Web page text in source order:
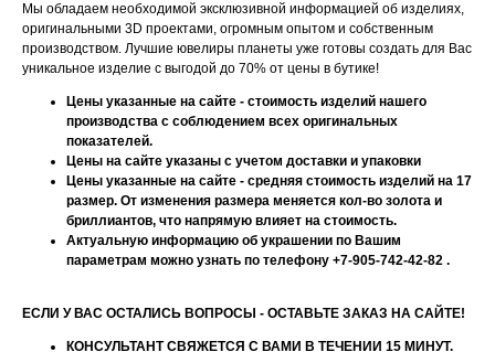
Мы обладаем необходимой эксклюзивной информацией об изделиях,
оригинальными 3D проектами, огромным опытом и собственным
производством. Лучшие ювелиры планеты уже готовы создать для Вас
уникальное изделие с выгодой до 70% от цены в бутике!
Цены указанные на сайте - стоимость изделий нашего
производства с соблюдением всех оригинальных
показателей.
Цены на сайте указаны с учетом доставки и упаковки
Цены указанные на сайте - средняя стоимость изделий на 17
размер. От изменения размера меняется кол-во золота и
бриллиантов, что напрямую влияет на стоимость.
Актуальную информацию об украшении по Вашим
параметрам можно узнать по телефону +7-905-742-42-82 .
ЕСЛИ У ВАС ОСТАЛИСЬ ВОПРОСЫ - ОСТАВЬТЕ ЗАКАЗ НА САЙТЕ!
КОНСУЛЬТАНТ СВЯЖЕТСЯ С ВАМИ В ТЕЧЕНИИ 15 МИНУТ.